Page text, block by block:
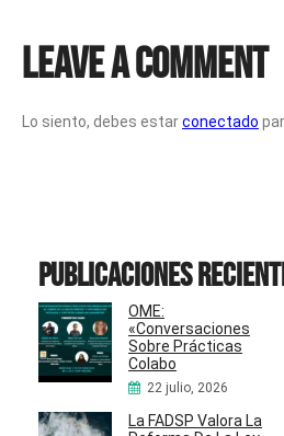
Leave a Comment
Lo siento, debes estarconectado
Publicaciones
OME:
«Conversaciones
Sobre Prácticas
Colabo
22 julio, 2026
La FADSP Valora La